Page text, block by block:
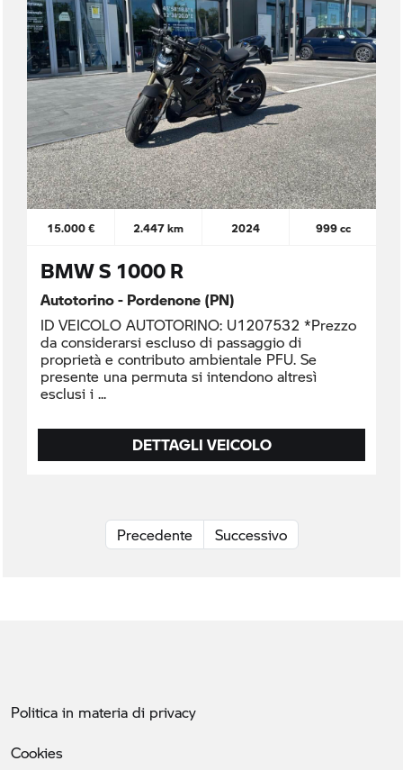
15.000 € 2.447 km 2024 999 cc
BMW S 1000 R
Autotorino - Pordenone (PN)
ID VEICOLO AUTOTORINO: U1207532 *Prezzo
da considerarsi escluso di passaggio di
proprietà e contributo ambientale PFU. Se
presente una permuta si intendono altresì
esclusi i
DETTAGLI VEICOLO
Precedente Successivo
Politica in materia di privacy
Cookies